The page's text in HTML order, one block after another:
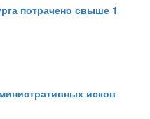
потрачено свыше 1
исков